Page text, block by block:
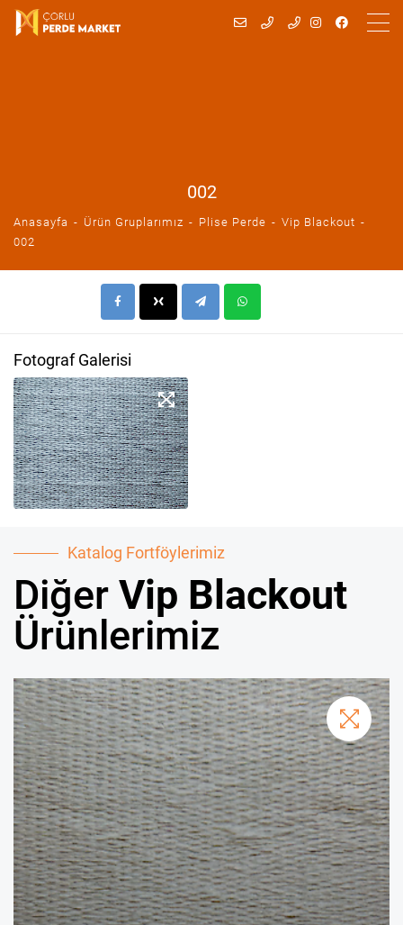
002
Anasayfa Ürün Gruplarımız Plise Perde
Vip Blackout
002
Fotograf Galerisi
Katalog Fortföylerimiz
Diğer Vip Blackout
Ürünlerimiz